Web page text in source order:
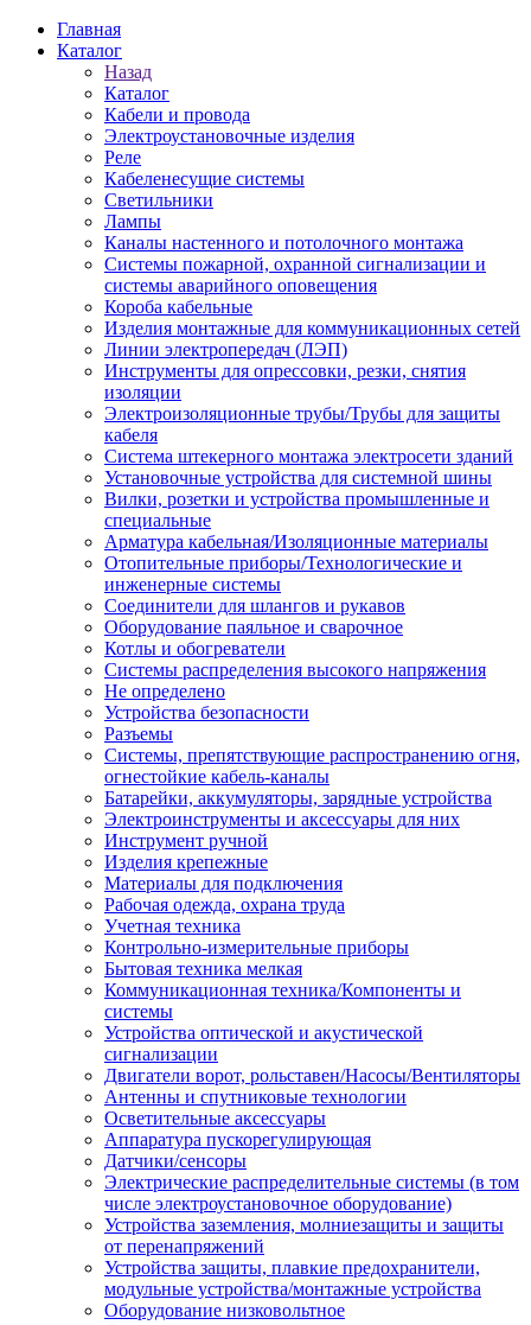
Главная
Каталог
Назад
Каталог
Кабели и провода
Электроустановочные изделия
Реле
Кабеленесущие системы
Светильники
Лампы
Каналы настенного и потолочного монтажа
Системы пожарной, охранной сигнализации и
системы аварийного оповещения
Короба кабельные
Изделия монтажные для коммуникационных сетей
Линии электропередач (ЛЭП)
Инструменты для опрессовки, резки, снятия
изоляции
Электроизоляционные трубы/Трубы для защиты
кабеля
Система штекерного монтажа электросети зданий
Установочные устройства для системной шины
Вилки, розетки и устройства промышленные и
специальные
Арматура кабельная/Изоляционные материалы
Отопительные приборы/Технологические и
инженерные системы
Соединители для шлангов и рукавов
Оборудование паяльное и сварочное
Котлы и обогреватели
Системы распределения высокого напряжения
Не определено
Устройства безопасности
Разъемы
Системы, препятствующие распространению огня,
огнестойкие кабель-каналы
Батарейки, аккумуляторы, зарядные устройства
Электроинструменты и аксессуары для них
Инструмент ручной
Изделия крепежные
Материалы для подключения
Рабочая одежда, охрана труда
Учетная техника
Контрольно-измерительные приборы
Бытовая техника мелкая
Коммуникационная техника/Компоненты и
системы
Устройства оптической и акустической
сигнализации
Двигатели ворот, рольставен/Насосы/Вентиляторы
Антенны и спутниковые технологии
Осветительные аксессуары
Аппаратура пускорегулирующая
Датчики/сенсоры
Электрические распределительные системы (в том
числе электроустановочное оборудование)
Устройства заземления, молниезащиты и защиты
от перенапряжений
Устройства защиты, плавкие предохранители,
модульные устройства/монтажные устройства
Оборудование низковольтное